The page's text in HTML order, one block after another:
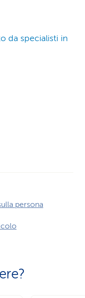
da specialisti in
persona